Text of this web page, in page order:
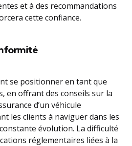
et à des recommandations
cette confiance.
se positionner en tant que
en offrant des conseils sur la
d’un véhicule
les clients à naviguer dans les
évolution. La difficulté
réglementaires liées à la